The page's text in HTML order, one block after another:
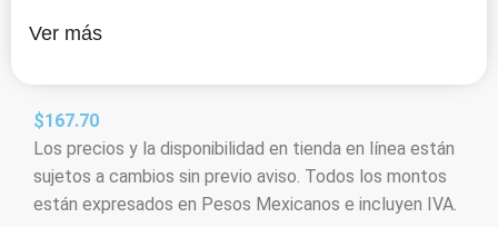
Ver más
$167.70
Los precios y la disponibilidad en tienda en línea están
sujetos a cambios sin previo aviso. Todos los montos
están expresados en Pesos Mexicanos e incluyen IVA.